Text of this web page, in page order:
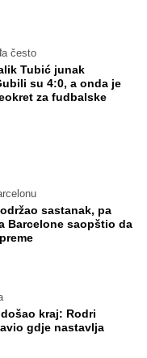
često
Tubić junak
su 4:0, a onda je
za fudbalske
sastanak, pa
Barcelone saopštio da
kraj: Rodri
gdje nastavlja